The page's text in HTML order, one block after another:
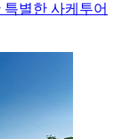
별한 사케투어